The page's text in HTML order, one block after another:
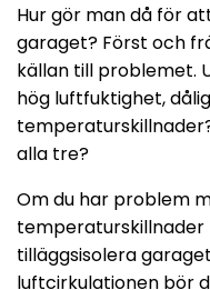
Hur gör man då för
garaget? Först och
källan till problemet.
hög luftfuktighet,
alla tre?
Om du har problem
tilläggsisolera
luftcirkulationen bör